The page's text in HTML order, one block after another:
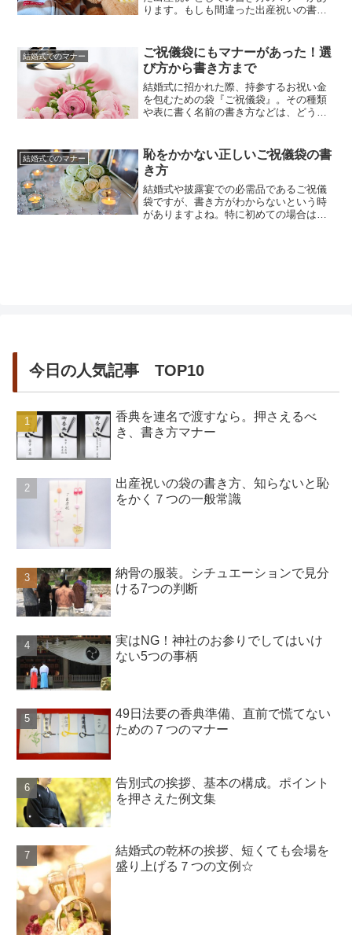
ります。もしも間違った出産祝いの書き
を渡す相手の心におめでとうの気持ちを
届けるためにも、出産祝いの書き方を大
人のマナーとしてきちんと身につけてお
きたいところです。最近では、祝儀...
結婚式でのマナー
ご祝儀袋にもマナーがあった！選
び方から書き方まで
結婚式に招かれた際、持参するお祝い金
を包むための袋『ご祝儀袋』。その種類
や表に書く名前の書き方などは、どうす
あるのでどれを選んだらよいのか迷って
しまいます。特に水引は「蝶結び」や
「結び切り」など種類もいくつかあるの
で、目移りしてしまいますし、結婚式
の...
結婚式でのマナー
恥をかかない正しいご祝儀袋の書
き方
結婚式や披露宴での必需品であるご祝儀
袋ですが、書き方がわからないという時
がありますよね。特に初めての場合は、
今日の人気記事 TOP10
香典を連名で渡すなら。押さえるべ
き、書き方マナー
出産祝いの袋の書き方、知らないと恥
をかく７つの一般常識
納骨の服装。シチュエーションで見分
ける7つの判断
実はNG！神社のお参りでしてはいけ
ない5つの事柄
49日法要の香典準備、直前で慌てない
ための７つのマナー
告別式の挨拶、基本の構成。ポイント
を押さえた例文集
結婚式の乾杯の挨拶、短くても会場を
盛り上げる７つの文例☆